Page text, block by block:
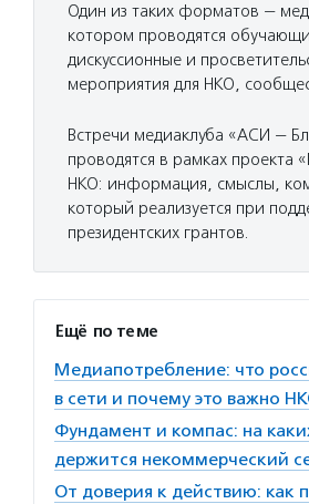
Один из таких форматов —
котором проводятся
дискуссионные и
мероприятия для НКО,
Встречи медиаклуба «АСИ —
проводятся в рамках проекта
НКО: информация, смыслы,
который реализуется при
президентских грантов.
Ещё по теме
Медиапотребление: что
в сети и почему это важно
Фундамент и компас: на
держится некоммерческий
От доверия к действию: как